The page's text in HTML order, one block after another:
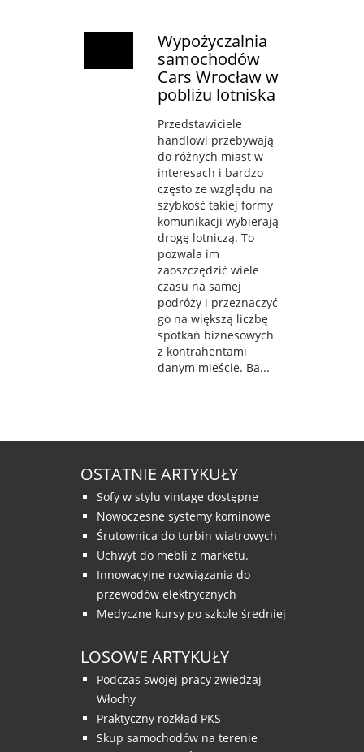
Wypożyczalnia
samochodów
Cars Wrocław w
pobliżu lotniska
Przedstawiciele
handlowi przebywają
do różnych miast w
interesach i bardzo
często ze względu na
szybkość takiej formy
komunikacji wybierają
drogę lotniczą. To
pozwala im
zaoszczędzić wiele
czasu na samej
podróży i przeznaczyć
go na większą liczbę
spotkań biznesowych
z kontrahentami
danym mieście. Ba...
OSTATNIE ARTYKUŁY
Sofy w stylu vintage dostępne
Nowoczesne systemy kominowe
Śrutownica do turbin wiatrowych
Uchwyt do mebli z marketu.
Innowacyjne rozwiązania do
przewodów elektrycznych
Medyczne kursy po szkole średniej
LOSOWE ARTYKUŁY
Podczas swojej pracy zwiedzaj
Włochy
Praktyczny rozkład PKS
Skup samochodów na terenie